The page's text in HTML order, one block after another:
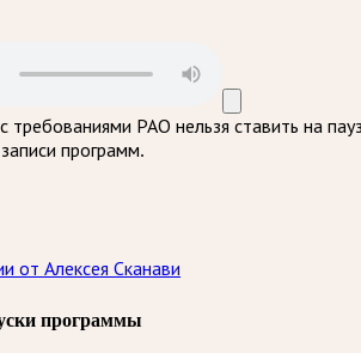
требованиями РАО нельзя ставить на
программ.
от Алексея Сканави
программы